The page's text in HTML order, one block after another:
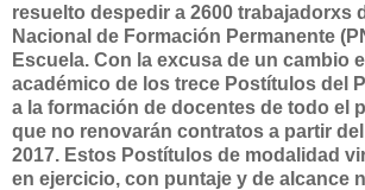
resuelto despedir a 2600 trabajadorxs
Nacional de Formación Permanente
Escuela. Con la excusa de un cambio
académico de los trece Postítulos del
a la formación de docentes de todo el
que no renovarán contratos a partir
2017. Estos Postítulos de modalidad
en ejercicio, con puntaje y de alcance